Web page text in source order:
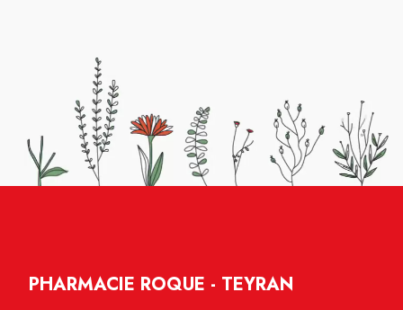
PHARMACIE ROQUE - TEYRAN